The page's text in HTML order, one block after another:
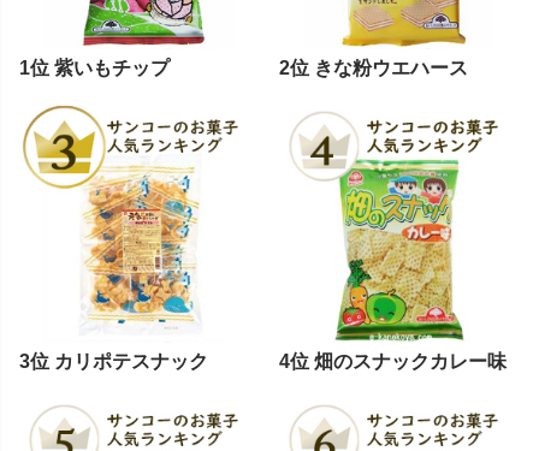
1位 紫いもチップ 2位 きな粉ウエハース
3位 カリポテスナック 4位 畑のスナックカレー味